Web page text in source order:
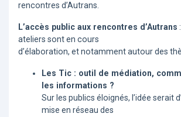
rencontres d’Autrans.
L’accès public aux rencontres d’Autrans
ateliers sont en cours
d’élaboration, et notamment autour des
Les Tic : outil de médiation,
les informations ?
Sur les publics éloignés, l’idée serait
mise en réseau des